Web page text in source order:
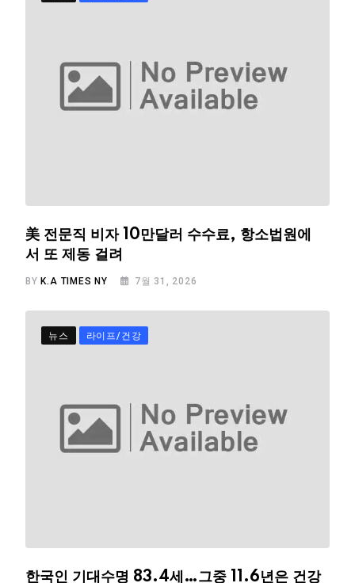
美 전문직 비자 10만달러 수수료, 항소법원에
서 또 제동 걸려
BY K.A TIMES NY 7월 31, 2026
뉴스 라이프/건강
한국인 기대수명 83.4세…그중 11.6년은 건강